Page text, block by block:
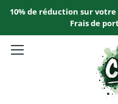
10% de réduction sur votre
Frais de